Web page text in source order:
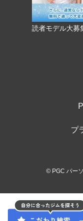
読者モデル大募
プ
© PGC パー